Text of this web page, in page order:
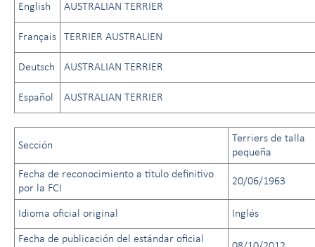
English AUSTRALIAN TERRIER
Français TERRIER AUSTRALIEN
Deutsch AUSTRALIAN TERRIER
Español AUSTRALIAN TERRIER
Sección
Terriers de talla
pequeña
Fecha de reconocimiento a título definitivo
por la FCI
20/06/1963
Idioma oficial original Inglés
Fecha de publicación del estándar oficial